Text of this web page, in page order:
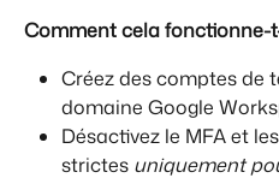
Comment cela fonctionne-
Créez des comptes de
domaine Google
Désactivez le MFA et
strictes uniquement